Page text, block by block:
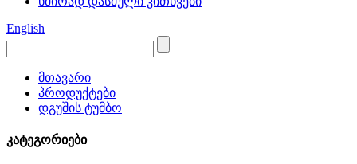
English
მთავარი
პროდუქტები
დგუშის ტუმბო
კატეგორიები